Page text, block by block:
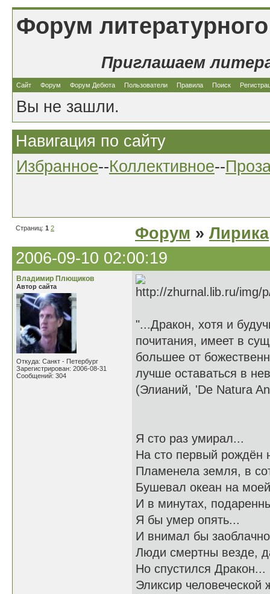
Форум
Приглашаем
Сайт Форум Форум Дебюта Пользователи Правила Поиск
Вы не зашли.
Навигация по сайту
Избранное--Коллективное--
Страниц: 1 2 Форум » Лирика
2006-09-10 02:00:19
Владимир Плющиков
Автор сайта
Откуда: Санкт - Петербург
Зарегистрирован: 2006-08-31
Сообщений: 304
"...Дракон, хотя и
почитания, имеет в
большее от
лучше оставаться в
(Элианий, 'De Natura
Я сто раз умирал...
На сто первый рождён
Пламенела земля, в
Бушевал океан на
И в минутах,
Я бы умер опять...
И внимал бы
Люди смертны везде,
Но спустился Дракон...
Эликсир человеческой